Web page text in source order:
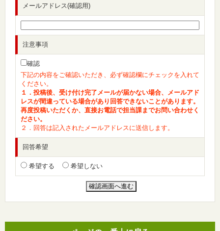
メールアドレス(確認用)
注意事項
確認
下記の内容をご確認いただき、必ず確認欄にチェックを入れて
ください。
１．投稿後、受け付け完了メールが届かない場合、メールアド
レスが間違っている場合があり回答できないことがあります。
再度投稿いただくか、直接お電話で担当課までお問い合わせく
ださい。
２．回答は記入されたメールアドレスに送信します。
回答希望
希望する 希望しない